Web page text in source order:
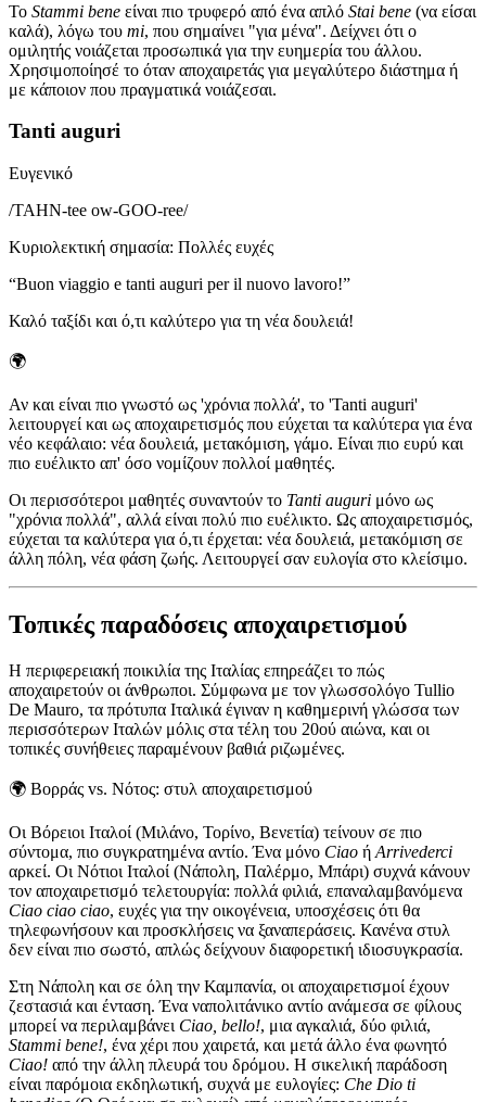
Το Stammi bene είναι πιο τρυφερό από ένα απλό Stai bene (να είσαι
καλά), λόγω του mi, που σημαίνει "για μένα". Δείχνει ότι ο
ομιλητής νοιάζεται προσωπικά για την ευημερία του άλλου.
Χρησιμοποίησέ το όταν αποχαιρετάς για μεγαλύτερο διάστημα ή
με κάποιον που πραγματικά νοιάζεσαι.
Tanti auguri
Ευγενικό
/TAHN-tee ow-GOO-ree/
Κυριολεκτική σημασία: Πολλές ευχές
“Buon viaggio e tanti auguri per il nuovo lavoro!”
Καλό ταξίδι και ό,τι καλύτερο για τη νέα δουλειά!
🌍
Αν και είναι πιο γνωστό ως 'χρόνια πολλά', το 'Tanti auguri'
λειτουργεί και ως αποχαιρετισμός που εύχεται τα καλύτερα για ένα
νέο κεφάλαιο: νέα δουλειά, μετακόμιση, γάμο. Είναι πιο ευρύ και
πιο ευέλικτο απ' όσο νομίζουν πολλοί μαθητές.
Οι περισσότεροι μαθητές συναντούν το Tanti auguri μόνο ως
"χρόνια πολλά", αλλά είναι πολύ πιο ευέλικτο. Ως αποχαιρετισμός,
εύχεται τα καλύτερα για ό,τι έρχεται: νέα δουλειά, μετακόμιση σε
άλλη πόλη, νέα φάση ζωής. Λειτουργεί σαν ευλογία στο κλείσιμο.
Τοπικές παραδόσεις αποχαιρετισμού
Η περιφερειακή ποικιλία της Ιταλίας επηρεάζει το πώς
αποχαιρετούν οι άνθρωποι. Σύμφωνα με τον γλωσσολόγο Tullio
De Mauro, τα πρότυπα Ιταλικά έγιναν η καθημερινή γλώσσα των
περισσότερων Ιταλών μόλις στα τέλη του 20ού αιώνα, και οι
τοπικές συνήθειες παραμένουν βαθιά ριζωμένες.
🌍 Βορράς vs. Νότος: στυλ αποχαιρετισμού
Οι Βόρειοι Ιταλοί (Μιλάνο, Τορίνο, Βενετία) τείνουν σε πιο
σύντομα, πιο συγκρατημένα αντίο. Ένα μόνο Ciao ή Arrivederci
αρκεί. Οι Νότιοι Ιταλοί (Νάπολη, Παλέρμο, Μπάρι) συχνά κάνουν
τον αποχαιρετισμό τελετουργία: πολλά φιλιά, επαναλαμβανόμενα
Ciao ciao ciao, ευχές για την οικογένεια, υποσχέσεις ότι θα
τηλεφωνήσουν και προσκλήσεις να ξαναπεράσεις. Κανένα στυλ
δεν είναι πιο σωστό, απλώς δείχνουν διαφορετική ιδιοσυγκρασία.
Στη Νάπολη και σε όλη την Καμπανία, οι αποχαιρετισμοί έχουν
ζεστασιά και ένταση. Ένα ναπολιτάνικο αντίο ανάμεσα σε φίλους
μπορεί να περιλαμβάνει Ciao, bello!, μια αγκαλιά, δύο φιλιά,
Stammi bene!, ένα χέρι που χαιρετά, και μετά άλλο ένα φωνητό
Ciao! από την άλλη πλευρά του δρόμου. Η σικελική παράδοση
είναι παρόμοια εκδηλωτική, συχνά με ευλογίες: Che Dio ti